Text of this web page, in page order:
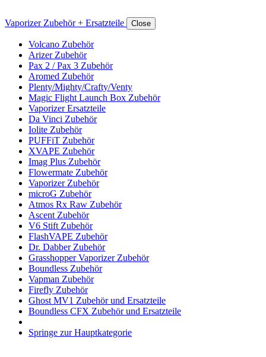
Vaporizer Zubehör + Ersatzteile Close
Volcano Zubehör
Arizer Zubehör
Pax 2 / Pax 3 Zubehör
Aromed Zubehör
Plenty/Mighty/Crafty/Venty
Magic Flight Launch Box Zubehör
Vaporizer Ersatzteile
Da Vinci Zubehör
Iolite Zubehör
PUFFiT Zubehör
XVAPE Zubehör
Imag Plus Zubehör
Flowermate Zubehör
Vaporizer Zubehör
microG Zubehör
Atmos Rx Raw Zubehör
Ascent Zubehör
V6 Stift Zubehör
FlashVAPE Zubehör
Dr. Dabber Zubehör
Grasshopper Vaporizer Zubehör
Boundless Zubehör
Vapman Zubehör
Firefly Zubehör
Ghost MV1 Zubehör und Ersatzteile
Boundless CFX Zubehör und Ersatzteile
Springe zur Hauptkategorie